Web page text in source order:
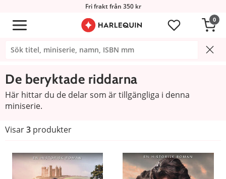
Fri frakt från 350 kr
0
De beryktade riddarna
Här hittar du de delar som är tillgängliga i denna
miniserie.
Visar3 produkter